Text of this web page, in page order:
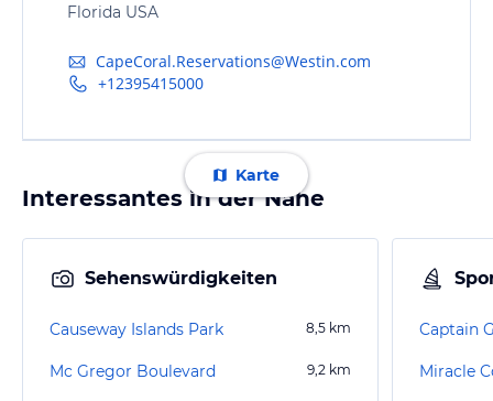
Florida USA
CapeCoral.Reservations@Westin.com
+12395415000
Karte
Interessantes in der Nähe
Sehenswürdigkeiten
Causeway Islands Park 8,5 km
Mc Gregor Boulevard 9,2 km Miracle